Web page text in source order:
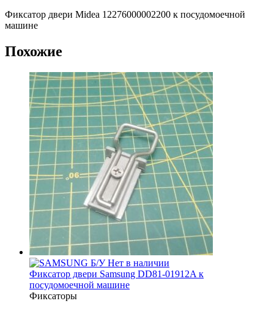
Фиксатор двери Midea 12276000002200 к посудомоечной
машине
Похожие
Б/У Нет в наличии
Фиксатор двери Samsung DD81-01912A к
посудомоечной машине
Фиксаторы